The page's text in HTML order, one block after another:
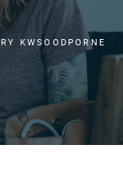
KWSOODPORNE